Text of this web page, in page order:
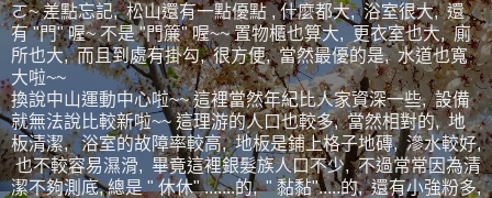
ㄛ~ 差點忘記, 松山還有一點優點 , 什麼都大, 浴室很大, 還
有 "門" 喔~ 不是 "門簾" 喔~~ 置物櫃也算大, 更衣室也大, 廁
所也大, 而且到處有掛勾, 很方便, 當然最優的是, 水道也寬
大啦~~
換說中山運動中心啦~~ 這裡當然年紀比人家資深一些, 設備
就無法說比較新啦~~ 這理游的人口也較多, 當然相對的, 地
板清潔, 浴室的故障率較高, 地板是鋪上格子地磚, 滲水較好,
也不較容易濕滑, 畢竟這裡銀髮族人口不少, 不過常常因為清
潔不夠測底, 總是 " 休休" .......的, " 黏黏".....的, 還有小強粉多,